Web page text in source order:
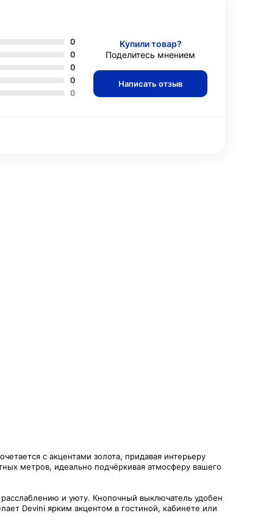
0
0
0
0
0
Купили товар?
Поделитесь мнением
Написать отзыв
с акцентами золота, придавая интерьеру
метров, идеально подчёркивая атмосферу вашего
и уюту. Кнопочный выключатель удобен
Devini ярким акцентом в гостиной, кабинете или